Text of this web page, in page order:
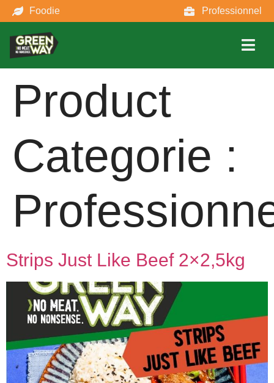
Foodie Professionnel
Product
Categorie :
Strips Just Like Beef 2×2,5kg